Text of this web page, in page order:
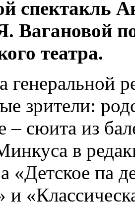
спектакль
Вагановой
театра.
генеральной
зрители:
– сюита из
в
«Детское па
и